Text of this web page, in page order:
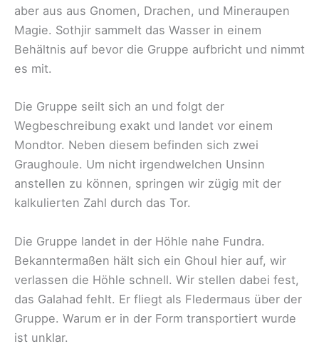
aber aus aus Gnomen, Drachen, und Mineraupen
Magie. Sothjir sammelt das Wasser in einem
Behältnis auf bevor die Gruppe aufbricht und nimmt
es mit.
Die Gruppe seilt sich an und folgt der
Wegbeschreibung exakt und landet vor einem
Mondtor. Neben diesem befinden sich zwei
Graughoule. Um nicht irgendwelchen Unsinn
anstellen zu können, springen wir zügig mit der
kalkulierten Zahl durch das Tor.
Die Gruppe landet in der Höhle nahe Fundra.
Bekanntermaßen hält sich ein Ghoul hier auf, wir
verlassen die Höhle schnell. Wir stellen dabei fest,
das Galahad fehlt. Er fliegt als Fledermaus über der
Gruppe. Warum er in der Form transportiert wurde
ist unklar.